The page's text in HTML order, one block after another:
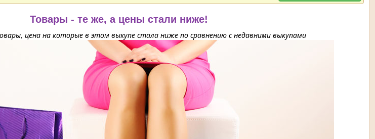
Товары - те же, а цены стали ниже!
цена на которые в этом выкупе стала ниже по сравнению с недавними выкупами